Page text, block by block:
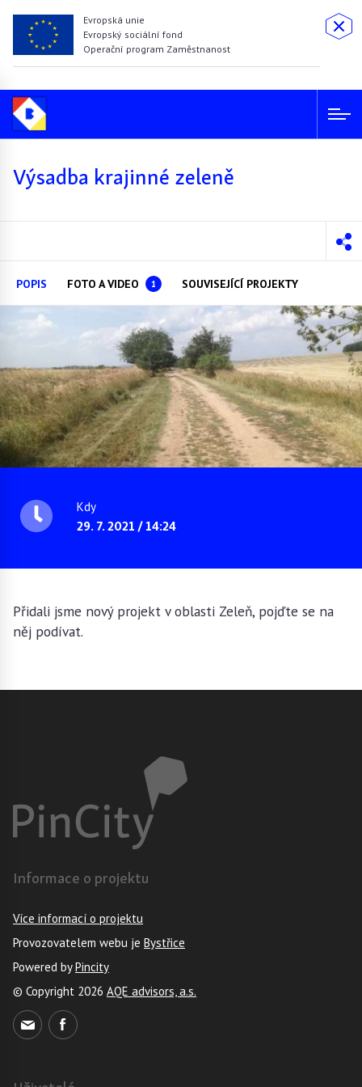
Evropská unie
Evropský sociální fond
Operační program Zaměstnanost
Výsadba krajinné zeleně
POPIS FOTO A VIDEO 1 SOUVISEJÍCÍ PROJEKTY
Kdy
29. 7. 2021 / 14:24
Přidali jsme nový projekt v oblasti Zeleň, pojďte se na
něj podívat.
Informace o projektu
Více informací o projektu
Provozovatelem webu je Bystřice
Powered byPincity
© Copyright 2026 AQE advisors, a.s.